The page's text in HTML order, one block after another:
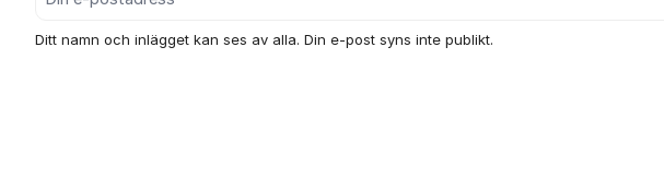
Ditt namn och inlägget kan ses av alla. Din e-post syns inte publikt.